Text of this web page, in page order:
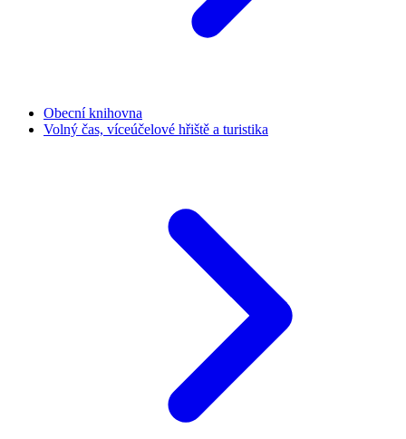
Obecní knihovna
Volný čas, víceúčelové hřiště a turistika